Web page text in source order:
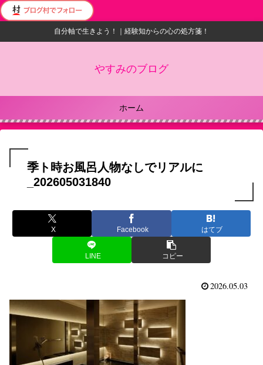
自分軸で生きよう！｜経験知からの心の処方箋！
やすみのブログ
ホーム
季ト時お風呂人物なしでリアルに
_202605031840
X Facebook はてブ
LINE コピー
2026.05.03